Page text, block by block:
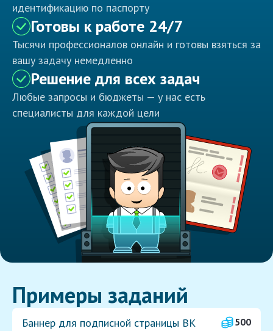
идентификацию по паспорту
Готовы к работе 24/7
Тысячи профессионалов онлайн и готовы взяться за
вашу задачу немедленно
Решение для всех задач
Любые запросы и бюджеты — у нас есть
специалисты для каждой цели
Примеры заданий
Баннер для подписной страницы ВК
500